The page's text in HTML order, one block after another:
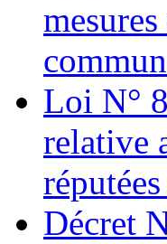
Loi N°
relative
Décret